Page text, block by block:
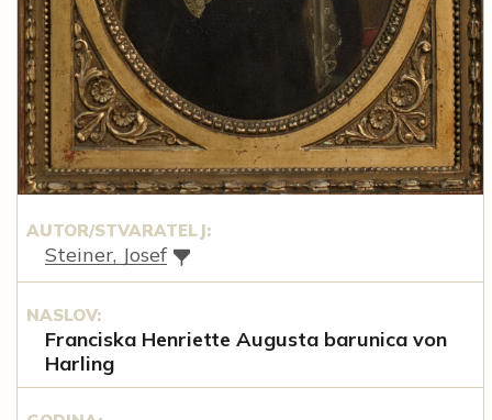
AUTOR/STVARATELJ:
Steiner, Josef
NASLOV:
Franciska Henriette Augusta barunica von
Harling